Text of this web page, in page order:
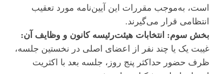
است، به‌موجب مقررات این آیین‌نامه مورد تعقیب
انتظامی قرار می‌گیرند.
بخش سوم: انتخابات هیئت‌رئیسه کانون و وظایف آن:
غیبت یک یا چند نفر از اعضای اصلی در نخستین جلسه،
ظرف حضور حداکثر پنج روز، جلسه بعد با اکثریت